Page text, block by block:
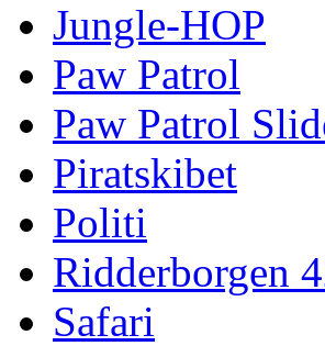
Jungle-HOP
Paw Patrol
Paw Patrol
Piratskibet
Politi
Ridderborgen
Safari